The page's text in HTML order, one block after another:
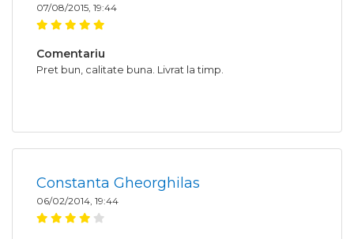
07/08/2015, 19:44
Comentariu
Pret bun, calitate buna. Livrat la timp.
Constanta Gheorghilas
06/02/2014, 19:44